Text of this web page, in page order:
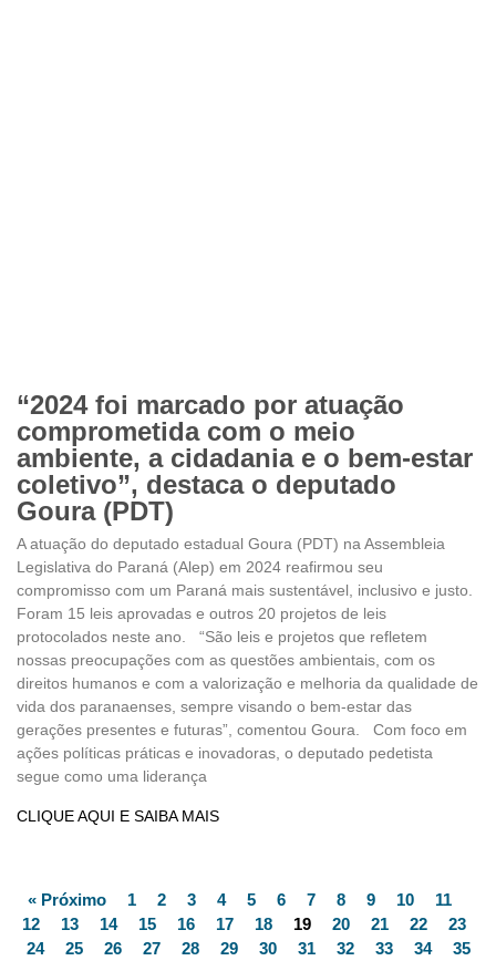
“2024 foi marcado por atuação
comprometida com o meio
ambiente, a cidadania e o bem-estar
coletivo”, destaca o deputado
Goura (PDT)
A atuação do deputado estadual Goura (PDT) na Assembleia
Legislativa do Paraná (Alep) em 2024 reafirmou seu
compromisso com um Paraná mais sustentável, inclusivo e justo.
Foram 15 leis aprovadas e outros 20 projetos de leis
protocolados neste ano. “São leis e projetos que refletem
nossas preocupações com as questões ambientais, com os
direitos humanos e com a valorização e melhoria da qualidade de
vida dos paranaenses, sempre visando o bem-estar das
gerações presentes e futuras”, comentou Goura. Com foco em
ações políticas práticas e inovadoras, o deputado pedetista
segue como uma liderança
CLIQUE AQUI E SAIBA MAIS
« Próximo 1 2 3 4 5 6 7 8 9 10
11
12
13 14 15 16 17 18 19 20 21 22
23
24
25 26 27 28 29 30 31 32 33 34
35